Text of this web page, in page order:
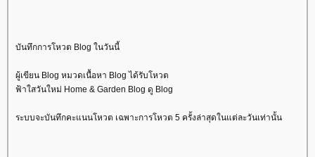
บันทึกการโหวต Blog ในวันนี้
ผู้เขียน Blog หมวดเนื้อหา Blog ได้รับโหวต
ฟ้าใสวันใหม่ Home & Garden Blog ดู Blog
ระบบจะบันทึกคะแนนโหวต เฉพาะการโหวต 5 ครั้งล่าสุดในแต่ละวันเท่านั้น